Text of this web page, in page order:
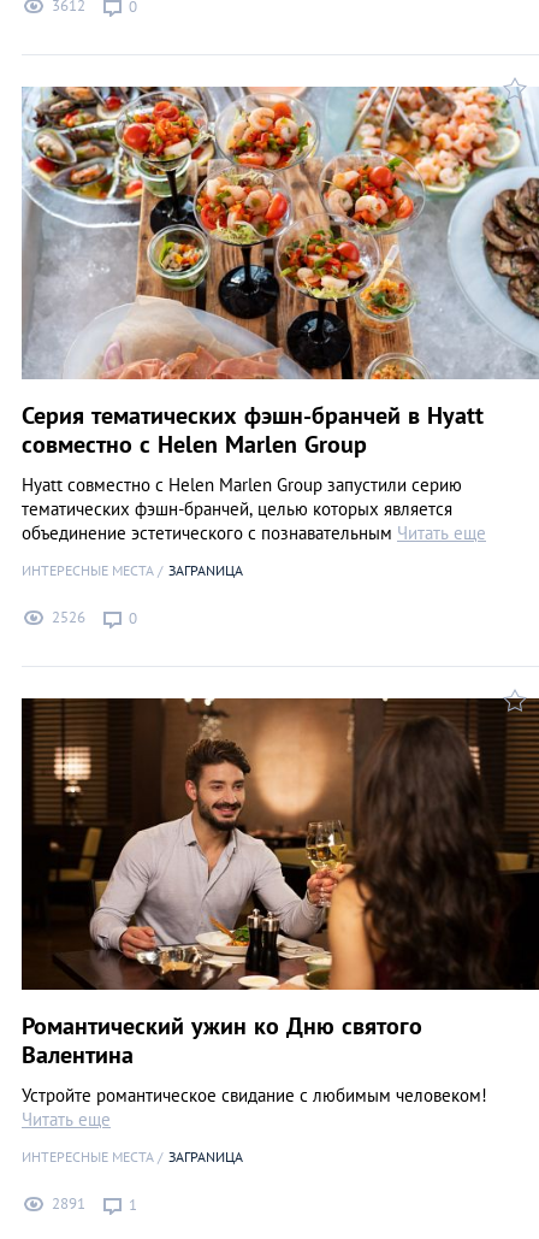
3612 0
Серия тематических фэшн-бранчей в Hyatt
совместно с Helen Marlen Group
Hyatt совместно с Helen Marlen Group запустили серию
тематических фэшн-бранчей, целью которых является
объединение эстетического с познавательным Читать еще
ИНТЕРЕСНЫЕ МЕСТА ЗАГРАNИЦА
2526 0
Романтический ужин ко Дню святого
Валентина
Устройте романтическое свидание с любимым человеком!
Читать еще
ИНТЕРЕСНЫЕ МЕСТА ЗАГРАNИЦА
2891 1